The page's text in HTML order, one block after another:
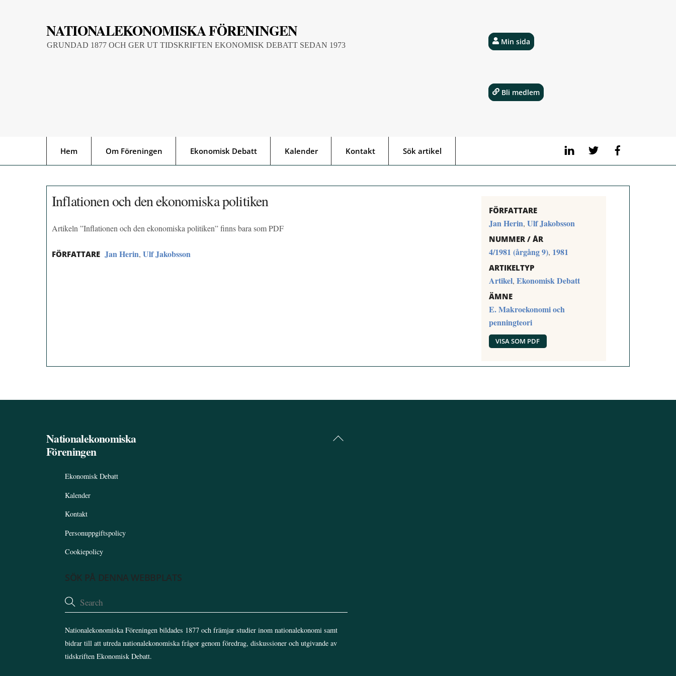
NATIONALEKONOMISKA FÖRENINGEN
GRUNDAD 1877 OCH GER UT TIDSKRIFTEN EKONOMISK DEBATT SEDAN 1973
LinkedIn Twitter
Hem Om Föreningen Ekonomisk Debatt Kalender Kontakt Sök artikel
Min sida
Bli medlem
Inflationen och den ekonomiska politiken
Artikeln ”Inflationen och den ekonomiska politiken” finns bara som PDF
FÖRFATTARE Jan Herin, Ulf Jakobsson
FÖRFATTARE
Jan Herin, Ulf Jakobsson
NUMMER / ÅR
4/1981 (årgång 9), 1981
ARTIKELTYP
Artikel, Ekonomisk Debatt
ÄMNE
E. Makroekonomi och
penningteori
VISA SOM PDF
Back
Nationalekonomiska
Föreningen
Ekonomisk Debatt
Kalender
Kontakt
Personuppgiftspolicy
Cookiepolicy
SÖK PÅ DENNA WEBBPLATS
Nationalekonomiska Föreningen bildades 1877 och främjar studier inom nationalekonomi samt
bidrar till att utreda nationalekonomiska frågor genom föredrag, diskussioner och utgivande av
tidskriften Ekonomisk Debatt.